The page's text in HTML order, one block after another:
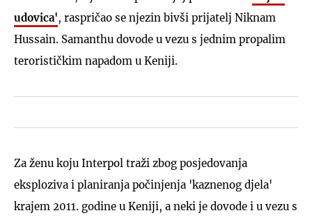
udovica', raspričao se njezin bivši prijatelj Niknam
Hussain. Samanthu dovode u vezu s jednim propalim
terorističkim napadom u Keniji.
Za ženu koju Interpol traži zbog posjedovanja
eksploziva i planiranja počinjenja 'kaznenog djela'
krajem 2011. godine u Keniji, a neki je dovode i u vezu s